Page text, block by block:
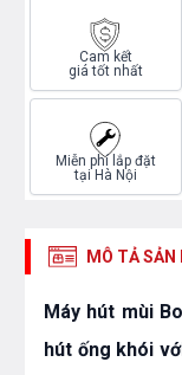
Cam kết
giá tốt nhất
Miễn phí lắp đặt
tại Hà Nội
MÔ TẢ SẢN
Máy hút mùi
hút ống khói